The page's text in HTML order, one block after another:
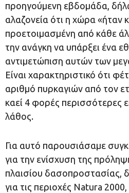
προηγούμενη εβδομάδα,
αλαζονεία ότι η χώρα «ήταν
προετοιμασμένη από κάθε
την ανάγκη να υπάρξει ένα
αντιμετώπιση αυτών των
Είναι χαρακτηριστικό ότι
αριθμό πυρκαγιών από τον
καεί 4 φορές περισσότερες
λάθος.
Για αυτό παρουσιάσαμε
για την ενίσχυση της
πλαισίου δασοπροστασίας,
για τις περιοχές Natura